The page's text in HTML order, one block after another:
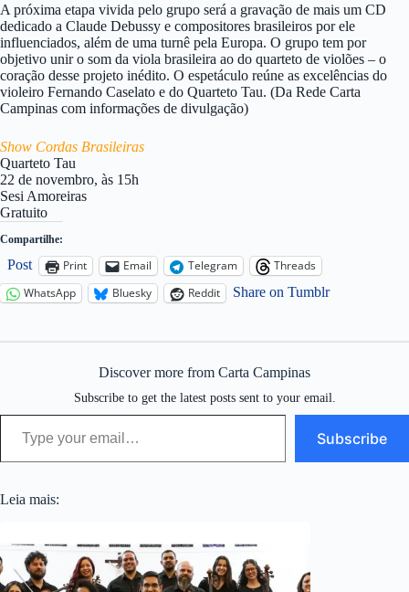
A próxima etapa vivida pelo grupo será a gravação de mais um CD
dedicado a Claude Debussy e compositores brasileiros por ele
influenciados, além de uma turnê pela Europa. O grupo tem por
objetivo unir o som da viola brasileira ao do quarteto de violões – o
coração desse projeto inédito. O espetáculo reúne as excelências do
violeiro Fernando Caselato e do Quarteto Tau. (Da Rede Carta
Campinas com informações de divulgação)
Show Cordas Brasileiras
Quarteto Tau
22 de novembro, às 15h
Sesi Amoreiras
Gratuito
Compartilhe:
Post Print Email Telegram
Threads
WhatsApp
Bluesky Reddit Share on Tumblr
Discover more from Carta Campinas
Subscribe to get the latest posts sent to your email.
Type your email…
Subscribe
Leia mais: